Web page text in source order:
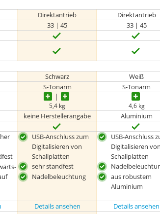
Direktantrieb Direktantrieb
33 | 45
33 | 45
Schwarz Weiß
S-Tonarm
S-Tonarm
5,4 kg 4,6 kg
keine Herstellerangabe Aluminium
USB-Anschluss zum
Digitalisieren von
Schallplatten
sehr standfest
Nadelbeleuchtung
USB-Anschluss
Digitalisieren von
Schallplatten
aus robustem
Aluminium
Details ansehen Details ansehen